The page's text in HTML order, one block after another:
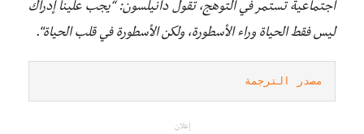
اجتماعية تستمر في التوهج، تقول دانيلسون: “يجب علينا إدراك
ليس فقط الحياة وراء الأسطورة، ولكن الأسطورة في قلب الحياة“.
مصدر الترجمة
إعلان